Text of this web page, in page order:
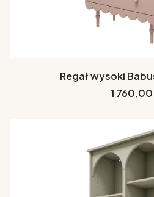
Regał wysoki
Cena
1 760,00